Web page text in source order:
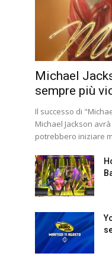
Michael
sempre più
Il successo di
Michael Jackson
potrebbero iniziare